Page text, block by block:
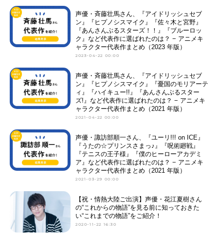
声優・斉藤壮馬さん、『アイドリッシュセブ
ン』『ヒプノシスマイク』『佐々木と宮野』
『あんさんぶるスターズ！！』『ブルーロッ
ク』など代表作に選ばれたのは？ − アニメキ
ャラクター代表作まとめ（2023 年版）
2023-04-22 00:00
声優・斉藤壮馬さん、『アイドリッシュセブ
ン』『ヒプノシスマイク』『憂国のモリアーテ
ィ』『ハイキュー!!』『あんさんぶるスター
ズ!』など代表作に選ばれたのは？ − アニメキ
ャラクター代表作まとめ（2021 年版）
2021-04-22 00:00
声優・諏訪部順一さん、『ユーリ!!! on ICE』
『うたの☆プリンスさまっ♪』『呪術廻戦』
『テニスの王子様』『僕のヒーローアカデミ
ア』など代表作に選ばれたのは？ − アニメキ
ャラクター代表作まとめ（2021 年版）
2021-03-29 00:00
【祝・情熱大陸ご出演】声優・花江夏樹さん
の“これからの物語”を見る前に知っておきた
い“これまでの物語”をご紹介！
2020-11-22 16:30